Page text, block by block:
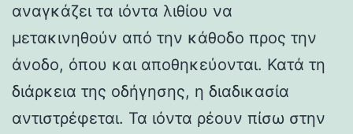
αναγκάζει τα ιόντα λιθίου να
μετακινηθούν από την κάθοδο προς την
άνοδο, όπου και αποθηκεύονται. Κατά τη
διάρκεια της οδήγησης, η διαδικασία
αντιστρέφεται. Τα ιόντα ρέουν πίσω στην